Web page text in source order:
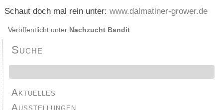
Schaut doch mal rein unter:www.dalmatiner-grower.de
Veröffentlicht unter Nachzucht Bandit
Suche
Aktuelles
Ausstellungen